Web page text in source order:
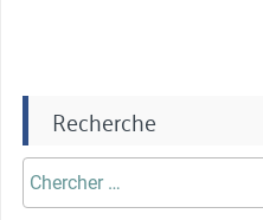
Recherche
Chercher
aprè: